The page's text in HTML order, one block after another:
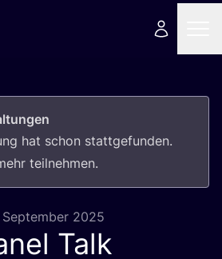
hat schon statt­ge­fun­den.
teilnehmen.
2025
Talk